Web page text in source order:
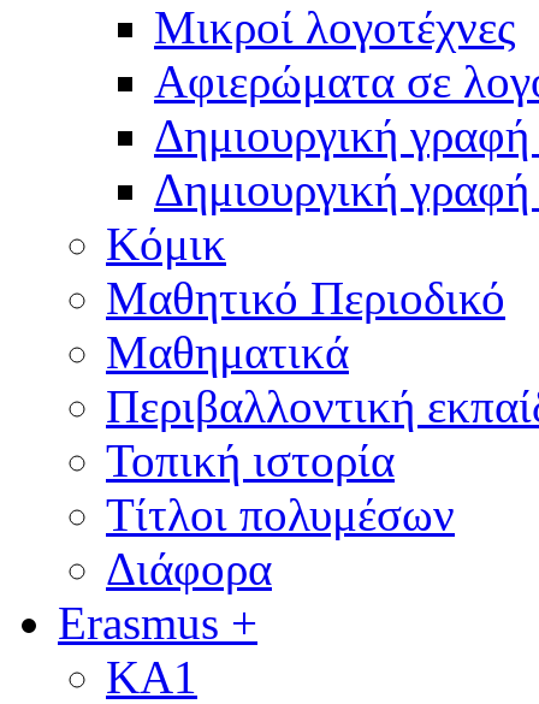
Μικροί λογοτέχνες
Αφιερώματα σε
Δημιουργική
Δημιουργική
Κόμικ
Μαθητικό Περιοδικό
Μαθηματικά
Περιβαλλοντική
Τοπική ιστορία
Τίτλοι πολυμέσων
Διάφορα
Erasmus +
KA1